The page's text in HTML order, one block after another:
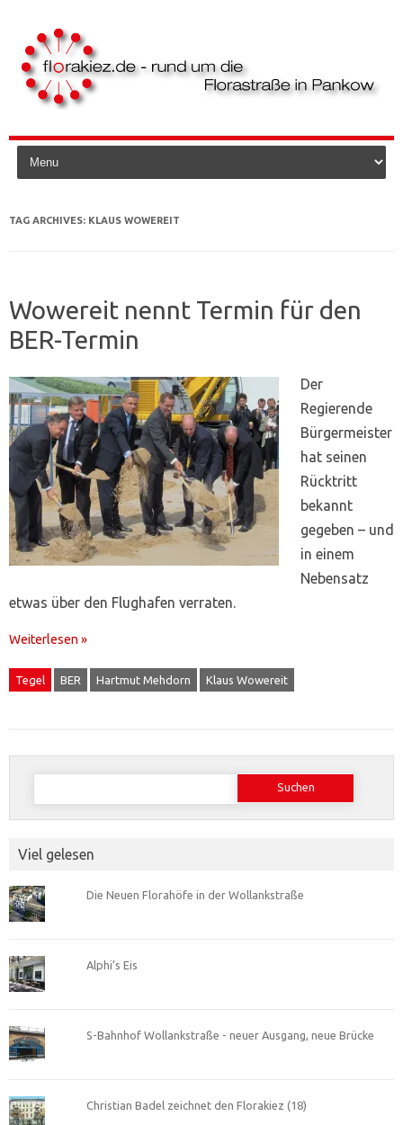
Skip to content
TAG ARCHIVES: KLAUS WOWEREIT
Wowereit nennt Termin für den
BER-Termin
Der
Regierende
Bürgermeister
hat seinen
Rücktritt
bekannt
gegeben – und
in einem
Nebensatz
etwas über den Flughafen verraten.
Weiterlesen »
Tegel BER Hartmut Mehdorn Klaus Wowereit
Suchen
Viel gelesen
Die Neuen Florahöfe in der Wollankstraße
Alphi’s Eis
S-Bahnhof Wollankstraße - neuer Ausgang, neue Brücke
Christian Badel zeichnet den Florakiez (18)